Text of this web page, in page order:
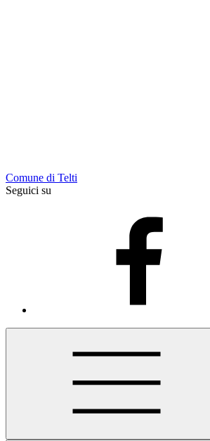
Comune di Telti
Seguici su